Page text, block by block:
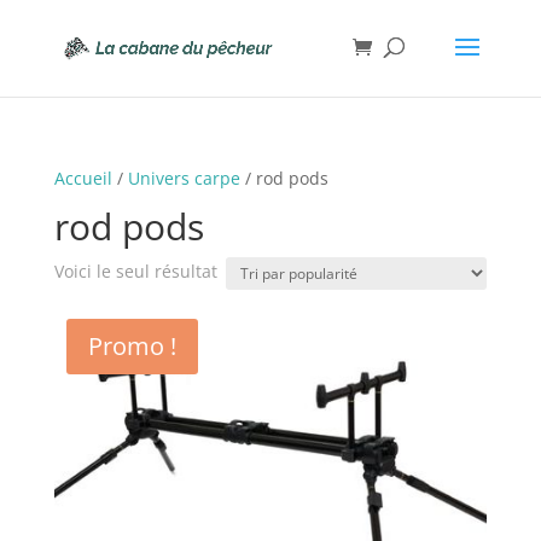
Accueil / Univers carpe/ rod pods
rod pods
Voici le seul résultat
Promo !